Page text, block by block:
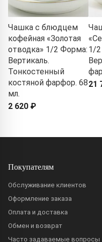
Чашка с блюдцем
кофейная «Золотая
отводка» 1/2 Форма:
Вертикаль.
Тонкостенный
костяной фарфор. 68
мл.
2 620 ₽
1/
21
Покупателям
Обслуживание клиентов
Оформление заказа
Оплата и доставка
Обмен и возврат
Часто задаваемые вопросы